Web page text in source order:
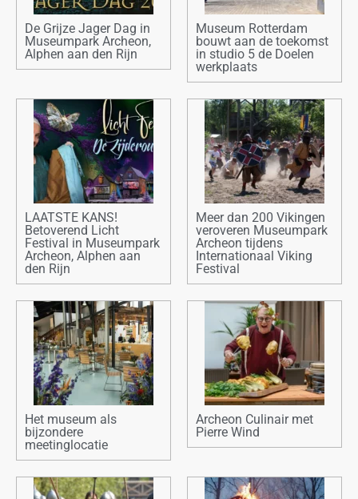
De Grijze Jager Dag in
Museumpark Archeon,
Alphen aan den Rijn
Museum Rotterdam
bouwt aan de toekomst
in studio 5 de Doelen
werkplaats
LAATSTE KANS!
Betoverend Licht
Festival in Museumpark
Archeon, Alphen aan
den Rijn
Meer dan 200 Vikingen
veroveren Museumpark
Archeon tijdens
Internationaal Viking
Festival
Het museum als
bijzondere
meetinglocatie
Archeon Culinair met
Pierre Wind